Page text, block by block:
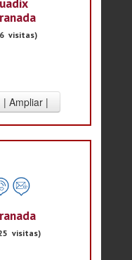
visitas)
visitas)